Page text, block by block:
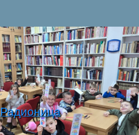
Радионица